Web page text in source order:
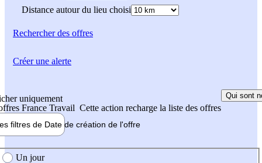
Distance autour du lieu choisi
Rechercherdes offres
uniquement
France Travail Cette action recharge la liste des offres
Qui sont
filtres de Date de création de l'offre
création de l'offre
Un jour
Créer une alerte